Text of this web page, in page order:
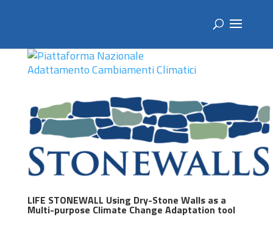
LIFE STONEWALL Using Dry-Stone Walls as a
Multi-purpose Climate Change Adaptation tool